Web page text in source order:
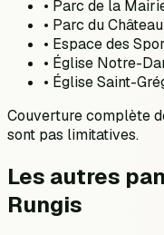
• Parc de la
• Parc du Château
• Espace des
• Église Notre-
• Église Saint-
Couverture complète
sont pas limitatives.
Les autres
Rungis